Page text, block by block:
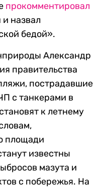
прокомментировал
и назвал
бедой».
Александр
правительства
пострадавшие
с танкерами в
к летнему
площади
известны
мазута и
с побережья. На